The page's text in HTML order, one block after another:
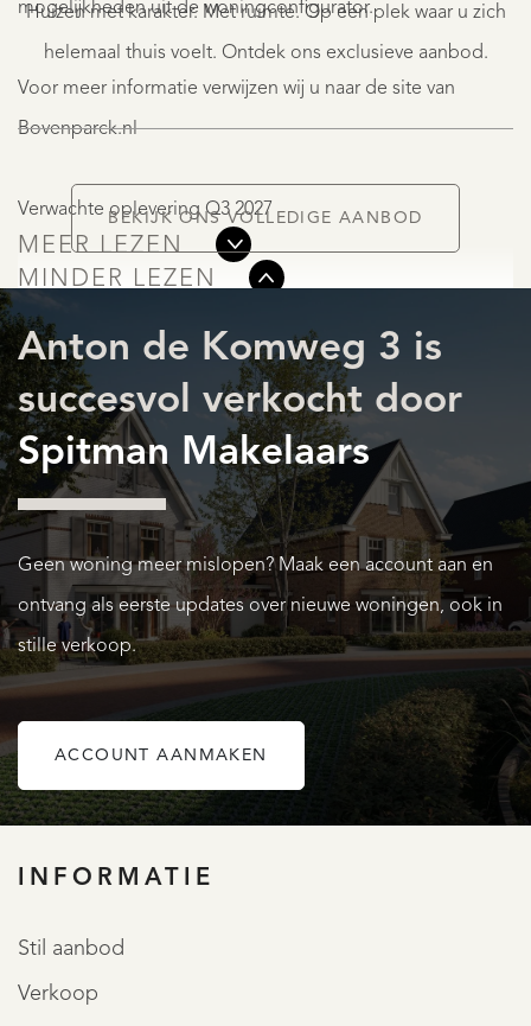
mogelijkheden uit de woningconfigurator.
Voor meer informatie verwijzen wij u naar de site van
Bovenparck.nl
Verwachte oplevering Q3 2027
MEER LEZEN
MINDER LEZEN
Huizen met karakter. Met ruimte. Op een plek waar u zich
helemaal thuis voelt. Ontdek ons exclusieve aanbod.
1.650.000
BEKIJK ONS VOLLEDIGE AANBOD
Anton de Komweg 3 is
succesvol verkocht door
Spitman Makelaars
Geen woning meer mislopen? Maak een account aan en
ontvang als eerste updates over nieuwe woningen, ook in
stille verkoop.
ACCOUNT AANMAKEN
INFORMATIE
Stil aanbod
Verkoop
AANBOD
DIENSTEN
OVER QUALIS